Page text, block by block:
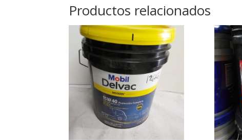
Productos relacionados